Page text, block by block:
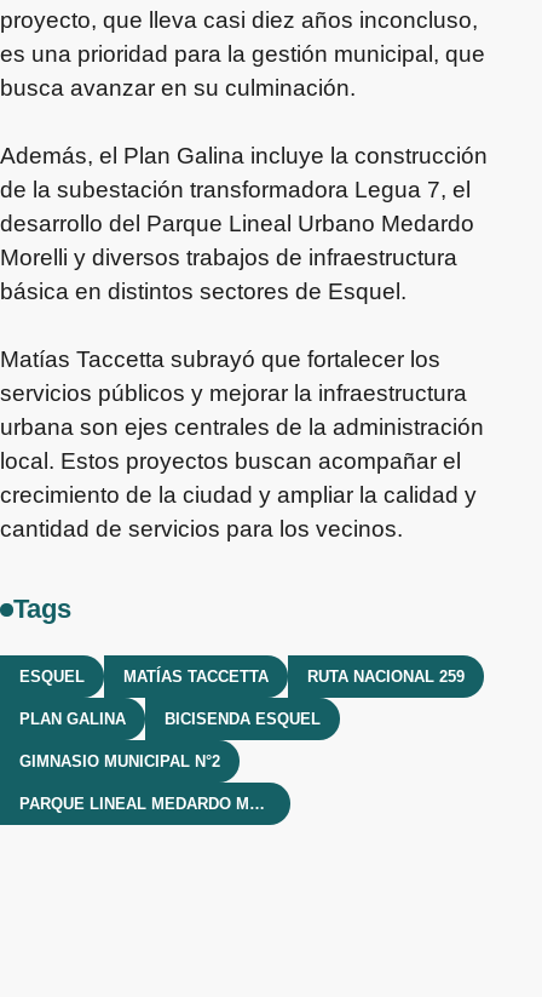
proyecto, que lleva casi diez años inconcluso,
es una prioridad para la gestión municipal, que
busca avanzar en su culminación.
Además, el Plan Galina incluye la construcción
de la subestación transformadora Legua 7, el
desarrollo del Parque Lineal Urbano Medardo
Morelli y diversos trabajos de infraestructura
básica en distintos sectores de Esquel.
Matías Taccetta subrayó que fortalecer los
servicios públicos y mejorar la infraestructura
urbana son ejes centrales de la administración
local. Estos proyectos buscan acompañar el
crecimiento de la ciudad y ampliar la calidad y
cantidad de servicios para los vecinos.
Tags
ESQUEL MATÍAS TACCETTA RUTA NACIONAL 259
PLAN GALINA BICISENDA ESQUEL
GIMNASIO MUNICIPAL N°2
PARQUE LINEAL MEDARDO MORELLI